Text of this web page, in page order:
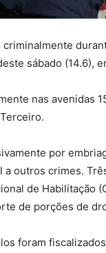
sábado (14.6),
nas avenidas
por
outros crimes.
de Habilitação
de porções de
foram